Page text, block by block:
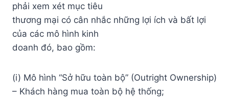
phải xem xét mục tiêu
thương mại có cân nhắc những lợi ích và bất lợi
của các mô hình kinh
doanh đó, bao gồm:
(i) Mô hình “Sở hữu toàn bộ” (Outright Ownership)
– Khách hàng mua toàn bộ hệ thống;